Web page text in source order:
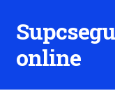
Ir
a
la
Ir
al
contenido
online